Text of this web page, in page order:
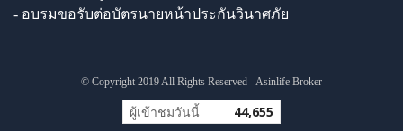
- อบรมขอรับต่อบัตรนายหน้าประกันวินาศภัย
© Copyright 2019 All Rights Reserved - Asinlife Broker
ผู้เข้าชมวันนี้ 44,655